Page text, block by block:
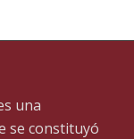
una
se constituyó